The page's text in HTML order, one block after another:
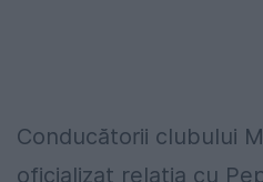
Conducătorii clubului
oficializat relația cu